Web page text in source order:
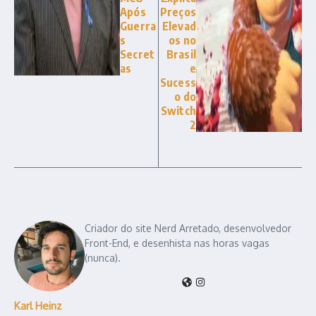
Após
Guerra
s
Secret
as
Preços
Elevad
os no
Brasil
e
Sucess
o do
Switch
2
Karl Heinz
Criador do site Nerd Arretado, desenvolvedor
Front-End, e desenhista nas horas vagas
(nunca).